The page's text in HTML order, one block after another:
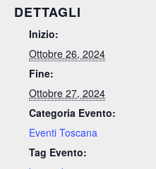
DETTAGLI
Inizio:
Ottobre 26, 2024
Fine:
Ottobre 27, 2024
Categoria Evento:
Eventi Toscana
Tag Evento: